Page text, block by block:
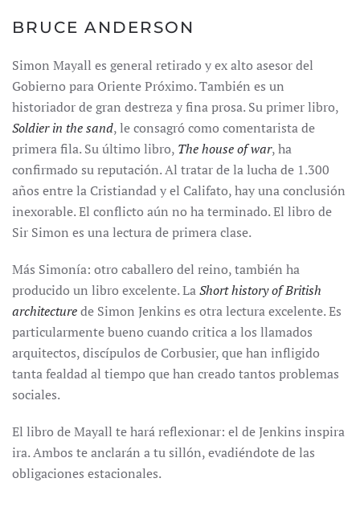
BRUCE ANDERSON
Simon Mayall es general retirado y ex alto asesor del
Gobierno para Oriente Próximo. También es un
historiador de gran destreza y fina prosa. Su primer libro,
Soldier in the sand, le consagró como comentarista de
primera fila. Su último libro, The house of war, ha
confirmado su reputación. Al tratar de la lucha de 1.300
años entre la Cristiandad y el Califato, hay una conclusión
inexorable. El conflicto aún no ha terminado. El libro de
Sir Simon es una lectura de primera clase.
Más Simonía: otro caballero del reino, también ha
producido un libro excelente. LaShort history of British
architecturede Simon Jenkins es otra lectura excelente. Es
particularmente bueno cuando critica a los llamados
arquitectos, discípulos de Corbusier, que han infligido
tanta fealdad al tiempo que han creado tantos problemas
sociales.
El libro de Mayall te hará reflexionar: el de Jenkins inspira
ira. Ambos te anclarán a tu sillón, evadiéndote de las
obligaciones estacionales.